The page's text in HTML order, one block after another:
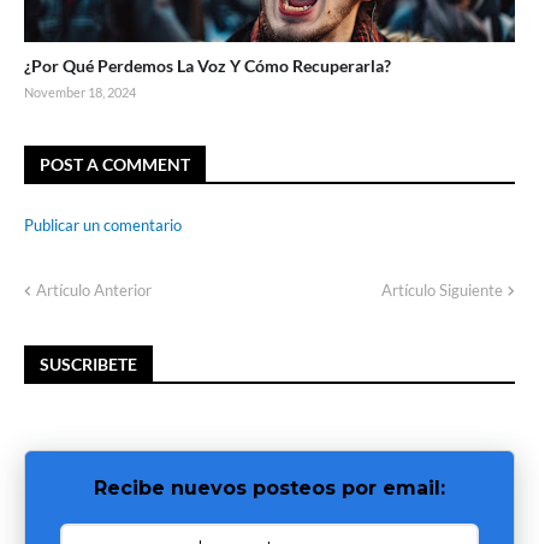
¿Por Qué Perdemos La Voz Y Cómo Recuperarla?
November 18, 2024
POST A COMMENT
Publicar un comentario
Artículo Anterior Artículo Siguiente
SUSCRIBETE
Recibe nuevos posteos por email: